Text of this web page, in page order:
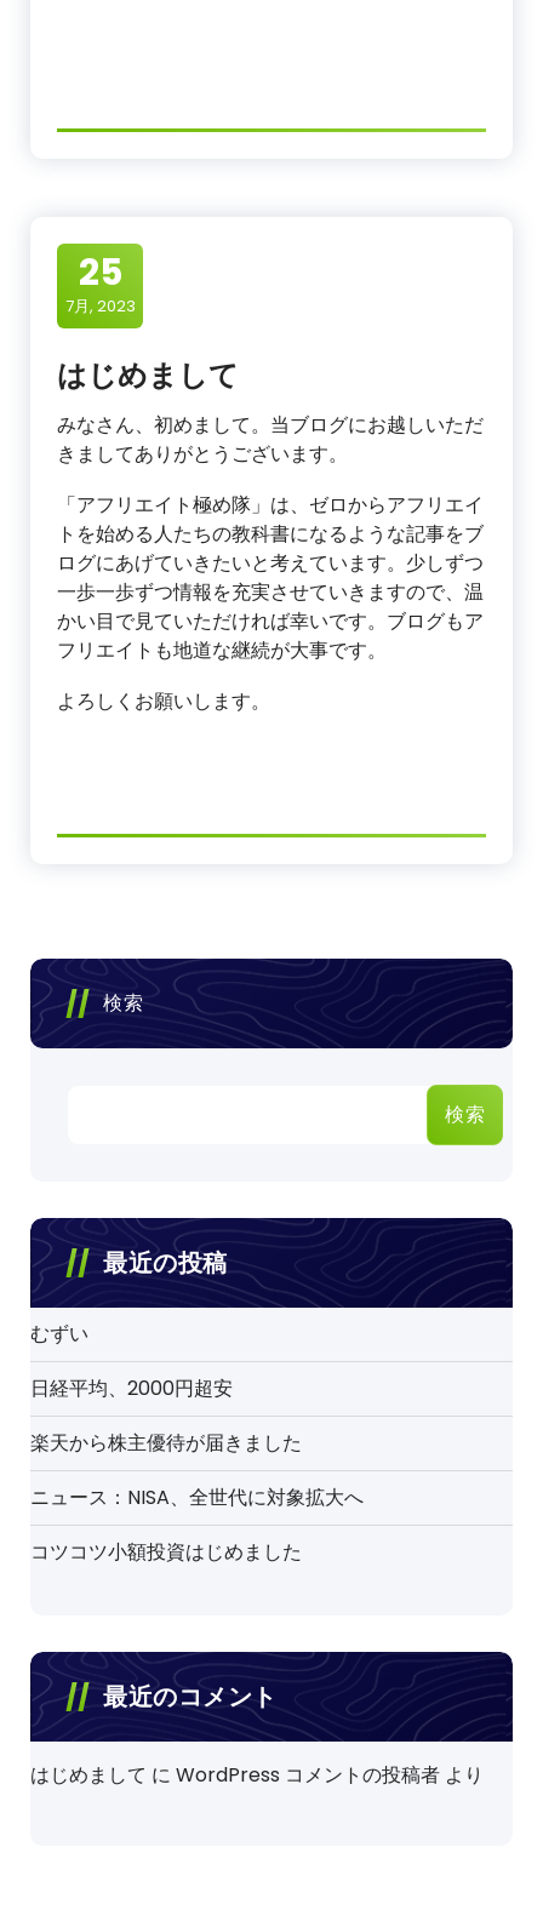
25
7月, 2023
はじめまして
みなさん、初めまして。当ブログにお越しいただ
きましてありがとうございます。
「アフリエイト極め隊」は、ゼロからアフリエイ
トを始める人たちの教科書になるような記事をブ
ログにあげていきたいと考えています。少しずつ
一歩一歩ずつ情報を充実させていきますので、温
かい目で見ていただければ幸いです。ブログもア
フリエイトも地道な継続が大事です。
よろしくお願いします。
検索
検索
最近の投稿
むずい
日経平均、2000円超安
楽天から株主優待が届きました
ニュース：NISA、全世代に対象拡大へ
コツコツ小額投資はじめました
最近のコメント
はじめまして に WordPress コメントの投稿者 より